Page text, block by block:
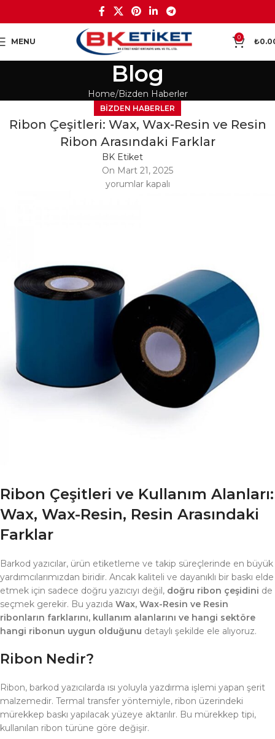
MENU 0 ₺
Blog
Home Bizden Haberler
BIZDEN HABERLER
Ribon Çeşitleri: Wax, Wax-Resin ve Resin
Ribon Arasındaki Farklar
BK Etiket
On Mart 21, 2025
yorumlar kapalı
Ribon Çeşitleri ve Kullanım Alanları:
Wax, Wax-Resin, Resin Arasındaki
Farklar
Barkod yazıcılar, ürün etiketleme ve takip süreçlerinde en büyük
yardımcılarımızdan biridir. Ancak kaliteli ve dayanıklı bir baskı elde
etmek için sadece doğru yazıcıyı değil, doğru ribon çeşidini de
seçmek gerekir. Bu yazıda Wax, Wax-Resin ve Resin
ribonların farklarını, kullanım alanlarını ve hangi sektöre
hangi ribonun uygun olduğunu detaylı şekilde ele alıyoruz.
Ribon Nedir?
Ribon, barkod yazıcılarda ısı yoluyla yazdırma işlemi yapan şerit
malzemedir. Termal transfer yöntemiyle, ribon üzerindeki
mürekkep baskı yapılacak yüzeye aktarılır. Bu mürekkep tipi,
kullanılan ribon türüne göre değişir.